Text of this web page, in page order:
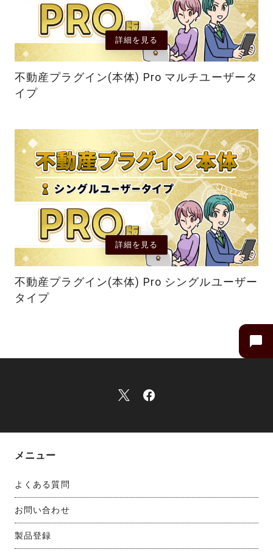
詳細を見る
不動産プラグイン(本体) Pro マルチユーザータ
イプ
詳細を見る
不動産プラグイン(本体) Pro シングルユーザー
タイプ
メニュー
よくある質問
お問い合わせ
製品登録